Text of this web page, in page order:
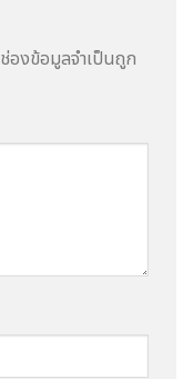
ช่องข้อมูลจำเป็นถูก